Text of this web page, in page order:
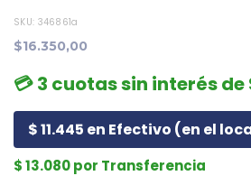
SKU: 346861a
$16.350,00
💳 3 cuotas sin interés de
$ 11.445 en Efectivo (en el
$ 13.080 por Transferencia